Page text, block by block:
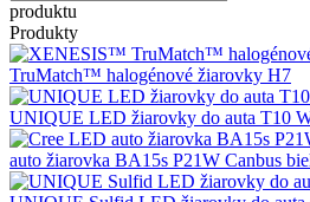
produktu
Produkty
TruMatch™ halogénové žiarovky H7
UNIQUE LED žiarovky do auta T10
auto žiarovka BA15s P21W Canbus